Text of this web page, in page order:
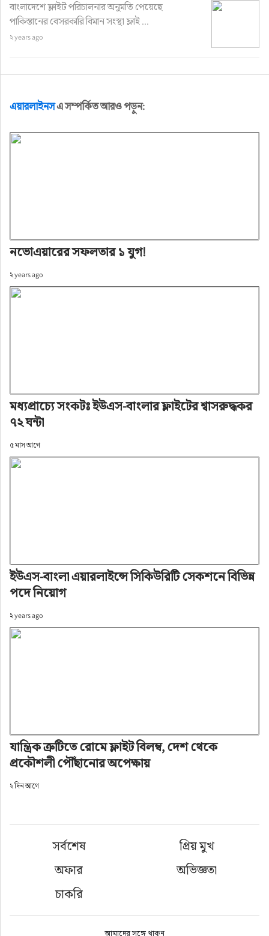
বাংলাদেশে ফ্লাইট পরিচালনার অনুমতি পেয়েছে
পাকিস্তানের বেসরকারি বিমান সংস্থা ফ্লাই ...
২ years ago
এয়ারলাইনসএ সম্পর্কিত আরও পড়ুন:
নভোএয়ারের সফলতার ১ যুগ!
২ years ago
মধ্যপ্রাচ্যে সংকটঃ ইউএস-বাংলার ফ্লাইটের শ্বাসরুদ্ধকর
৭২ ঘন্টা
৫ মাস আগে
ইউএস-বাংলা এয়ারলাইন্সে সিকিউরিটি সেকশনে বিভিন্ন
পদে নিয়োগ
২ years ago
যান্ত্রিক ত্রুটিতে রোমে ফ্লাইট বিলম্ব, দেশ থেকে
প্রকৌশলী পৌঁছানোর অপেক্ষায়
২ দিন আগে
সর্বশেষ
প্রিয় মুখ
অফার
অভিজ্ঞতা
চাকরি
আমাদের সঙ্গে থাকুন